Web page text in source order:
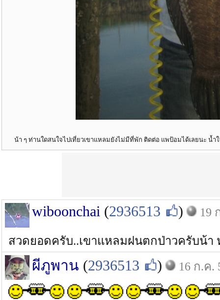
น้า ๆ ท่านใดสนใจไปเที่ยวเขาแหลมยังไม่มีที่พัก ติดต่อ แพป้อมได้เลยนะ น้ำ
wiboonchai (2936513 ) 19
สวดยอดครับ..เขาแหลมฝนตกป่าวครับน้า
ผีภูพาน (2936513 ) 16 ก.ค.